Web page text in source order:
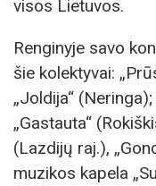
visos Lietuvos.
Renginyje savo
šie kolektyvai:
„Joldija“
„Gastauta“
(Lazdijų raj.),
muzikos kapela